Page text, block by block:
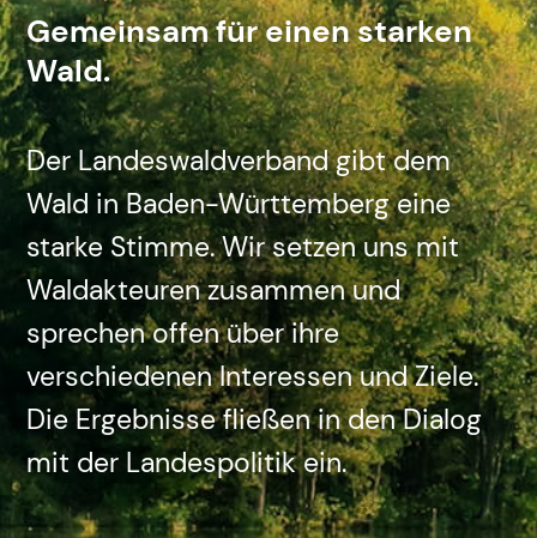
Gemeinsam für einen starken
Wald.
Der Landeswaldverband gibt dem
Wald in Baden-Württemberg eine
starke Stimme. Wir setzen uns mit
Waldakteuren zusammen und
sprechen offen über ihre
verschiedenen Interessen und Ziele.
Die Ergebnisse fließen in den Dialog
mit der Landespolitik ein.